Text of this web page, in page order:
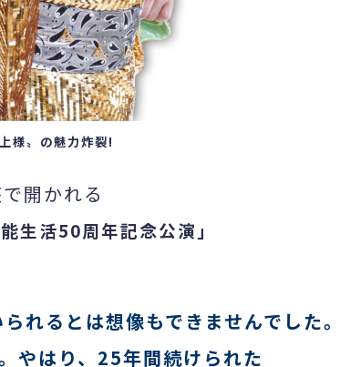
上様〟の魅力炸裂!
開かれる
生活50周年記念公演」
れるとは想像もできませんでした。
やはり、25年間続けられた